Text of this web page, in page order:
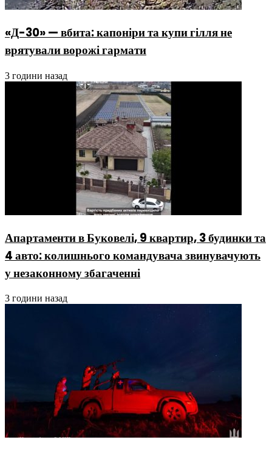
«Д-30» — вбита: капоніри та купи гілля не
врятували ворожі гармати
3 години назад
Апартаменти в Буковелі, 9 квартир, 3 будинки та
4 авто: колишнього командувача звинувачують
у незаконному збагаченні
3 години назад